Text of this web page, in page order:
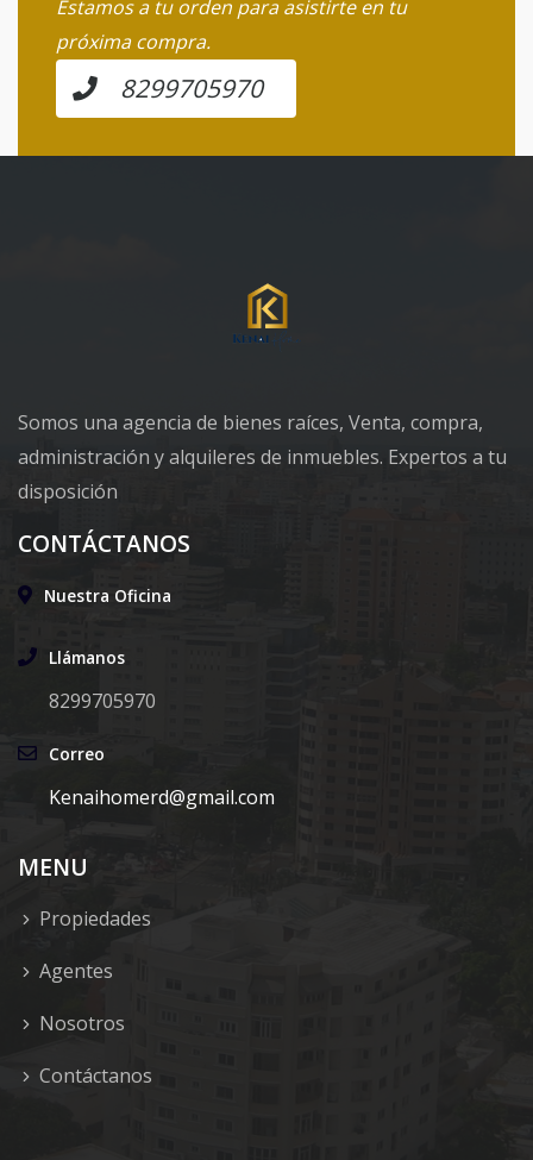
Estamos a tu orden para asistirte en tu
próxima compra.
8299705970
Somos una agencia de bienes raíces, Venta, compra,
administración y alquileres de inmuebles. Expertos a tu
disposición
CONTÁCTANOS
Nuestra Oficina
Llámanos
8299705970
Correo
Kenaihomerd@gmail.com
MENU
Propiedades
Agentes
Nosotros
Contáctanos